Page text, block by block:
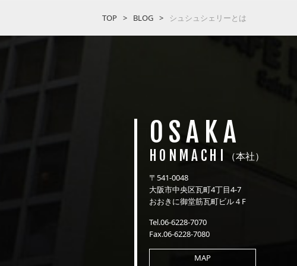
TOP BLOG シュシュシェリーとは
OSAKA
HONMACHI （本社）
〒541-0048
大阪市中央区瓦町4丁目4-7
おおきに御堂筋瓦町ビル４F
Tel.06-6228-7070
Fax.06-6228-7080
MAP